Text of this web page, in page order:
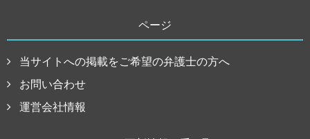
ページ
当サイトへの掲載をご希望の弁護士の方へ
お問い合わせ
運営会社情報